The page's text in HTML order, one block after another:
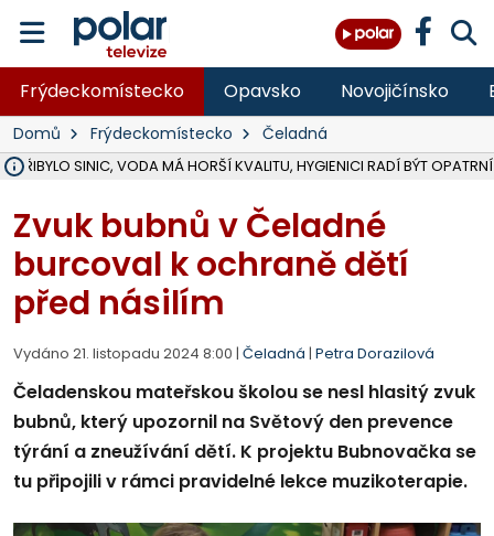
Frýdeckomístecko Opavsko Novojičínsko
Domů Frýdeckomístecko Čeladná
PŘIBYLO SINIC, VODA MÁ HORŠÍ KVALITU, HYGIENICI RADÍ BÝT OPATRNÍ
Zvuk bubnů v Čeladné
burcoval k ochraně dětí
před násilím
Vydáno 21. listopadu 2024 8:00 | Čeladná | Petra Dorazilová
Čeladenskou mateřskou školou se nesl hlasitý zvuk
bubnů, který upozornil na Světový den prevence
týrání a zneužívání dětí. K projektu Bubnovačka se
tu připojili v rámci pravidelné lekce muzikoterapie.